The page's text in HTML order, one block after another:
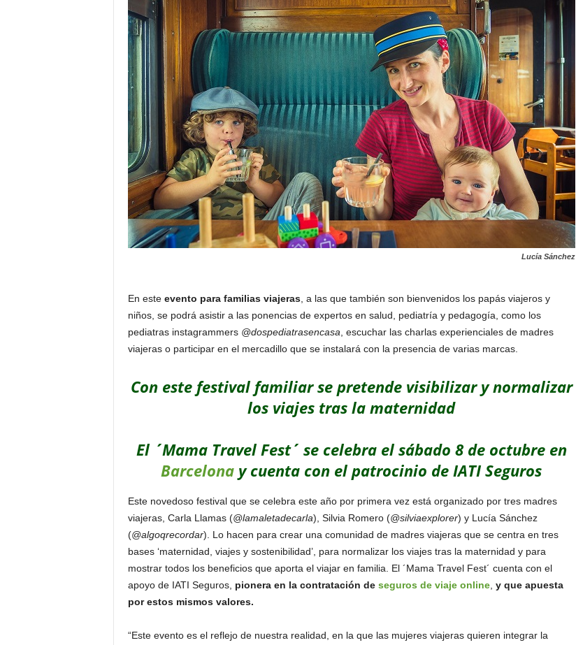
Lucía Sánchez
En este evento para familias viajeras, a las que también son bienvenidos los papás viajeros y
niños, se podrá asistir a las ponencias de expertos en salud, pediatría y pedagogía, como los
pediatras instagrammers @dospediatrasencasa , escuchar las charlas experienciales de madres
viajeras o participar en el mercadillo que se instalará con la presencia de varias marcas.
Con este festival familiar se pretende visibilizar y normalizar
los viajes tras la maternidad
El ´Mama Travel Fest´ se celebra el sábado 8 de octubre en
Barcelona y cuenta con el patrocinio de IATI Seguros
Este novedoso festival que se celebra este año por primera vez está organizado por tres madres
viajeras, Carla Llamas (@lamaletadecarla), Silvia Romero (@silviaexplorer) y Lucía Sánchez
(@algoqrecordar). Lo hacen para crear una comunidad de madres viajeras que se centra en tres
bases ‘maternidad, viajes y sostenibilidad’, para normalizar los viajes tras la maternidad y para
mostrar todos los beneficios que aporta el viajar en familia. El ´Mama Travel Fest´ cuenta con el
apoyo de IATI Seguros, pionera en la contratación de seguros de viaje online, y que apuesta
por estos mismos valores.
“Este evento es el reflejo de nuestra realidad, en la que las mujeres viajeras quieren integrar la